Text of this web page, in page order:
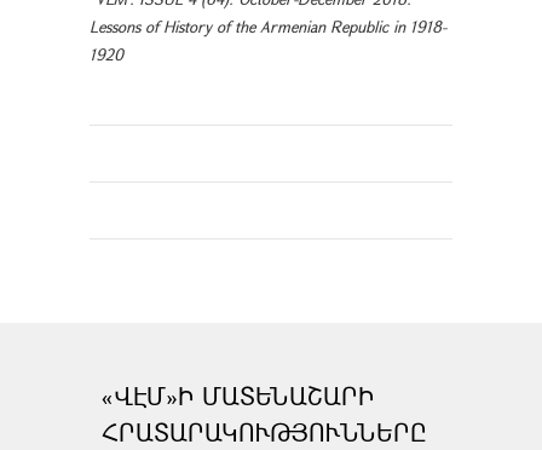
Lessons of History of the Armenian Republic in 1918-
1920
«ՎԷՄ»Ի ՄԱՏԵՆԱՇԱՐԻ
ՀՐԱՏԱՐԱԿՈՒԹՅՈՒՆՆԵՐԸ